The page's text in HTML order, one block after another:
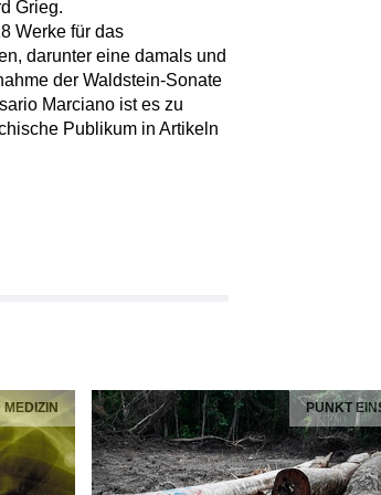
Grieg.
Werke für das
darunter eine damals und
der Waldstein-Sonate
Marciano ist es zu
Publikum in Artikeln
PUNKT